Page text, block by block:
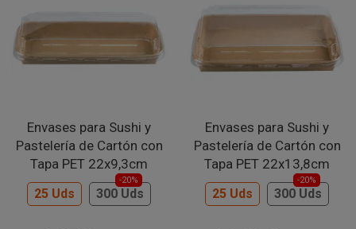
Envases para Sushi y
Pastelería de Cartón con
Tapa PET 22x9,3cm
25 Uds 300 Uds
-20%
Envases para Sushi y
Pastelería de Cartón con
Tapa PET 22x13,8cm
25 Uds 300 Uds
-20%